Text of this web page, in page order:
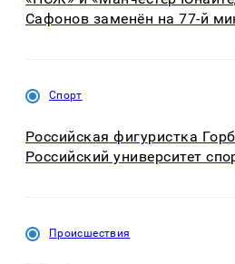
Сафонов заменён на 77-й
Спорт
Российская фигуристка
Российский университет
Происшествия